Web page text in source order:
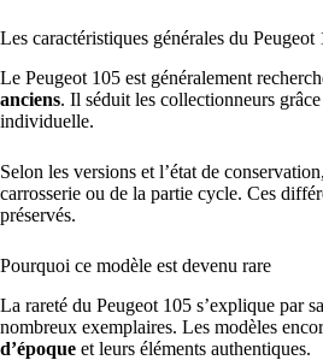
Les caractéristiques générales du Peugeot
Le Peugeot 105 est généralement
anciens. Il séduit les collectionneurs
individuelle.
Selon les versions et l’état de
carrosserie ou de la partie cycle. Ces
préservés.
Pourquoi ce modèle est devenu rare
La rareté du Peugeot 105 s’explique par
nombreux exemplaires. Les modèles
d’époque et leurs éléments authentiques.